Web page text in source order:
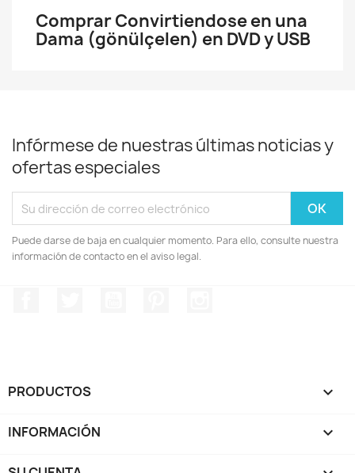
Comprar Convirtiendose en una
Dama (gönülçelen) en DVD y USB
Infórmese de nuestras últimas noticias y
ofertas especiales
Puede darse de baja en cualquier momento. Para ello, consulte nuestra
información de contacto en el aviso legal.
PRODUCTOS 
INFORMACIÓN 